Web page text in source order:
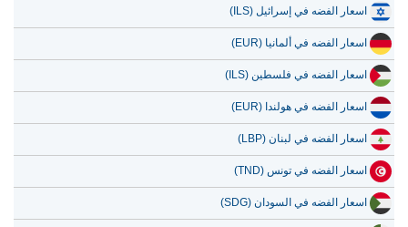
اسعار الفضه في إسرائيل (ILS)
اسعار الفضه في ألمانيا (EUR)
اسعار الفضه في فلسطين (ILS)
اسعار الفضه في هولندا (EUR)
اسعار الفضه في لبنان (LBP)
اسعار الفضه في تونس (TND)
اسعار الفضه في السودان (SDG)